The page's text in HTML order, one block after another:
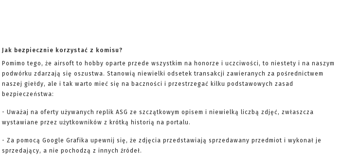
Jak bezpiecznie korzystać z komisu?
Pomimo tego, że airsoft to hobby oparte przede wszystkim na honorze i uczciwości, to niestety i na naszym
podwórku zdarzają się oszustwa. Stanowią niewielki odsetek transakcji zawieranych za pośrednictwem
naszej giełdy, ale i tak warto mieć się na baczności i przestrzegać kilku podstawowych zasad
bezpieczeństwa:
- Uważaj na oferty używanych replik ASG ze szczątkowym opisem i niewielką liczbą zdjęć, zwłaszcza
wystawiane przez użytkowników z krótką historią na portalu.
- Za pomocą Google Grafika upewnij się, że zdjęcia przedstawiają sprzedawany przedmiot i wykonał je
sprzedający, a nie pochodzą z innych źródeł.